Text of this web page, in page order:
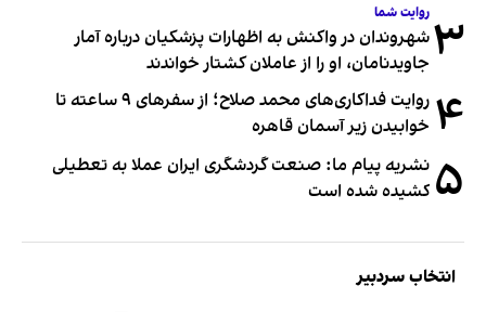
۳ روایت شما
شهروندان در واکنش به اظهارات پزشکیان درباره آمار
جاویدنامان، او را از عاملان کشتار خواندند
۴
روایت فداکاری‌های محمد صلاح؛ از سفرهای ۹ ساعته تا
خوابیدن زیر آسمان قاهره
۵ نشریه پیام ما: صنعت گردشگری ایران عملا به تعطیلی
کشیده شده است
انتخاب سردبیر